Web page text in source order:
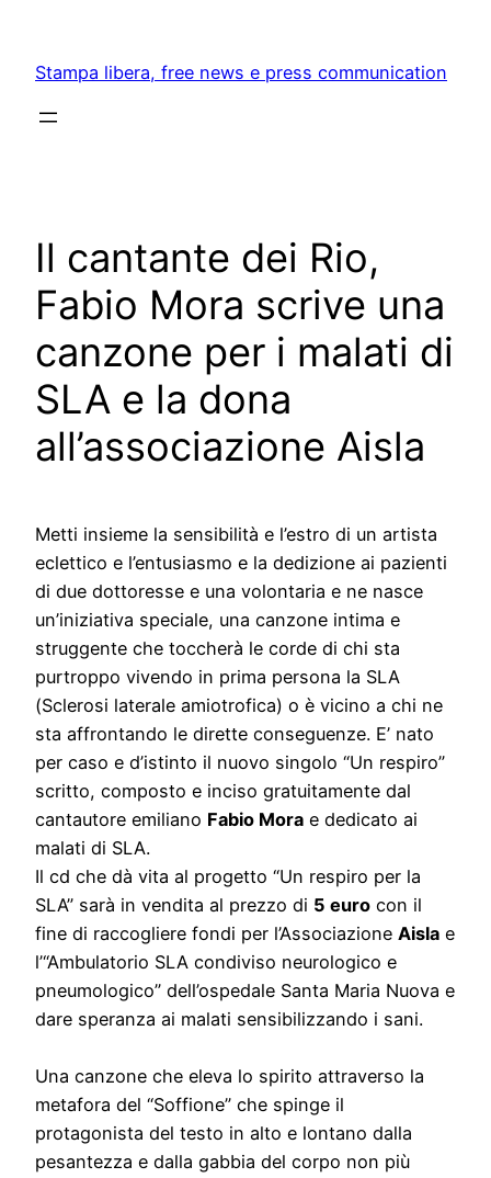
content
Stampa libera, free news e press communication
Il cantante dei Rio,
Fabio Mora scrive una
canzone per i malati di
SLA e la dona
all’associazione Aisla
Metti insieme la sensibilità e l’estro di un artista
eclettico e l’entusiasmo e la dedizione ai pazienti
di due dottoresse e una volontaria e ne nasce
un’iniziativa speciale, una canzone intima e
struggente che toccherà le corde di chi sta
purtroppo vivendo in prima persona la SLA
(Sclerosi laterale amiotrofica) o è vicino a chi ne
sta affrontando le dirette conseguenze. E’ nato
per caso e d’istinto il nuovo singolo “Un respiro”
scritto, composto e inciso gratuitamente dal
cantautore emiliano Fabio Mora e dedicato ai
malati di SLA.
Il cd che dà vita al progetto “Un respiro per la
SLA” sarà in vendita al prezzo di 5 euro con il
fine di raccogliere fondi per l’Associazione Aisla e
l’“Ambulatorio SLA condiviso neurologico e
pneumologico” dell’ospedale Santa Maria Nuova e
dare speranza ai malati sensibilizzando i sani.
Una canzone che eleva lo spirito attraverso la
metafora del “Soffione” che spinge il
protagonista del testo in alto e lontano dalla
pesantezza e dalla gabbia del corpo non più